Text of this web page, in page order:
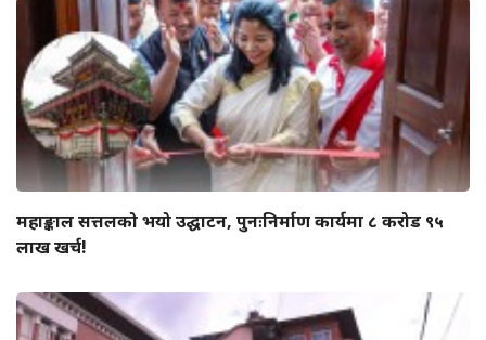
महाङ्काल सत्तलको भयो उद्घाटन, पुनःनिर्माण कार्यमा ८ करोड ९५
लाख खर्च!